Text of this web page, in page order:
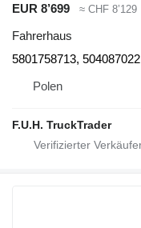
EUR 8’699 ≈ CHF 8’129
Fahrerhaus
5801758713, 504087022
Polen
F.U.H. TruckTrader